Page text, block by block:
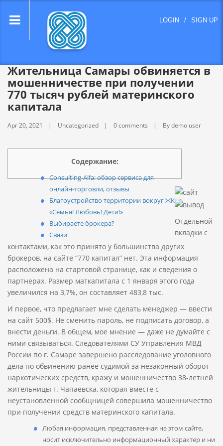
LOGIN / SIGN UP
Жительница Самары обвиняется в
мошенничестве при получении
770 тысяч рублей материнского
капитала
Apr 20, 2021 Uncategorized 0 comments By demo user
Содержание:
Consulting-Alfa: обзор сервиса для
онлайн-торговли, отзывы
Благоустройство территории вокруг ЖК
«Семья! Любовь! Дети!»
Выбираете брокера?
Связи
Отдельной
вкладки с
контактами, как это принято у большинства других
брокеров, на сайте “770 капитал” нет. Эта информация
расположена на стартовой странице, как и сведения о
партнерах. Размер маткапитала с 1 января этого года
увеличился на 3,7%, он составляет 483,8 тыс.
И первое, что предлагает мне сделать менеджер — ввести
на сайт 500$. Не сменить пароль, не подписать договор, а
внести деньги. В общем, мое мнение — даже не думайте с
ними связываться. Следователями СУ Управления МВД
России по г. Самаре завершено расследование уголовного
дела по обвинению ранее судимой за незаконный оборот
наркотических средств, кражу и мошенничество 38-летней
жительницы г. Чапаевска, которая вместе с
неустановленной сообщницей совершила мошенничество
при получении средств материнского капитала.
Любая информация, представленная на этом сайте,
носит исключительно информационный характер и ни